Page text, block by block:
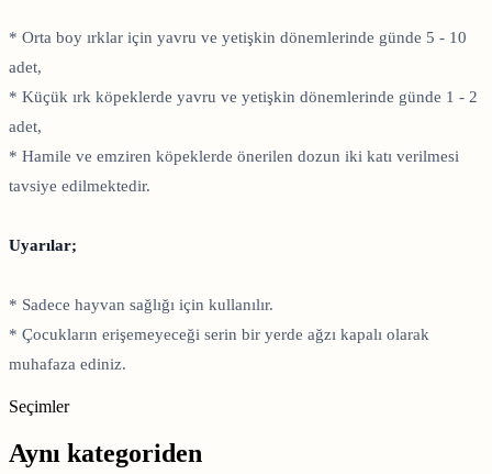
* Orta boy ırklar için yavru ve yetişkin dönemlerinde günde 5 - 10
adet,
* Küçük ırk köpeklerde yavru ve yetişkin dönemlerinde günde 1 - 2
adet,
* Hamile ve emziren köpeklerde önerilen dozun iki katı verilmesi
tavsiye edilmektedir.
Uyarılar;
* Sadece hayvan sağlığı için kullanılır.
* Çocukların erişemeyeceği serin bir yerde ağzı kapalı olarak
muhafaza ediniz.
Seçimler
Aynı kategoriden